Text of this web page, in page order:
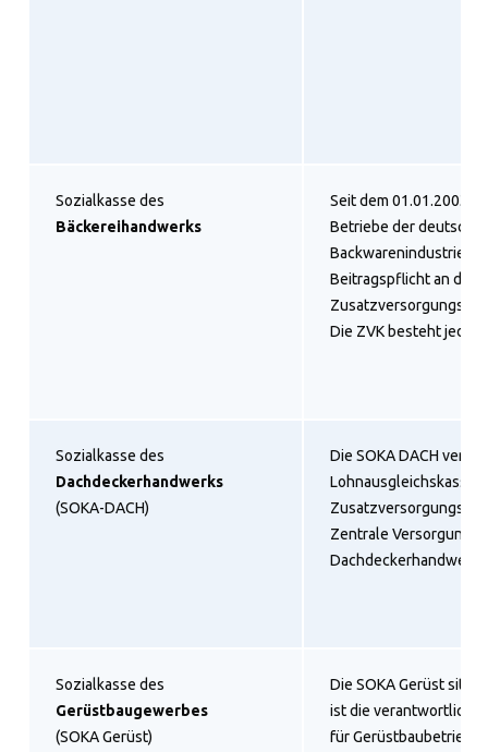
Sozialkasse des
Bäckereihandwerks
Seit dem 01.01.2003
Betriebe der
Backwarenindustrie
Beitragspflicht an die
Die ZVK besteht
Sozialkasse des
Dachdeckerhandwerks
(SOKA-DACH)
Die SOKA DACH
Lohnausgleichskasse,
Zentrale
Dachdeckerhandwerk.
Sozialkasse des
Gerüstbaugewerbes
(SOKA Gerüst)
Die SOKA Gerüst sitzt
ist die verantwortliche
für Gerüstbaubetriebe